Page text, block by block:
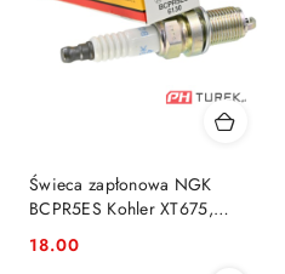
Świeca zapłonowa NGK
BCPR5ES Kohler XT675,
BRIGGS & STRATTON
Cena:
18.00